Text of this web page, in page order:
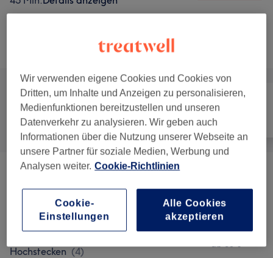
Nicht gefunden wonach du gesucht hast?
Alle Friseur
Jungs I Kinder I Mädchen ab 29 €
Hochstecken (4)
ab 35 €
Wir verwenden eigene Cookies und Cookies von
Dritten, um Inhalte und Anzeigen zu personalisieren,
Medienfunktionen bereitzustellen und unseren
Datenverkehr zu analysieren. Wir geben auch
Informationen über die Nutzung unserer Webseite an
unsere Partner für soziale Medien, Werbung und
Analysen weiter. Cookie-Richtlinien
Cookie-
Einstellungen
Alle Cookies
akzeptieren